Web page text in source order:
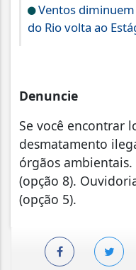
Ventos
do Rio volta ao
Denuncie
Se você encontrar
desmatamento
órgãos ambientais.
(opção 8).
(opção 5).